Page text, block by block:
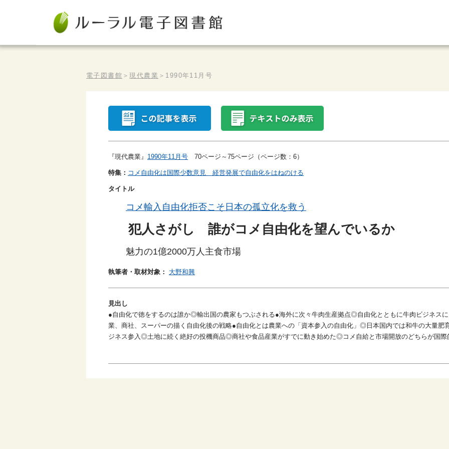
電子図書館 ＞現代農業 ＞ 1990年11月号
『現代農業』 1990年11月号 70ページ～75ページ（ページ数：6）
特集： コメ自由化は国際少数意見 経営発展で自由化をはねのける
タイトル
コメ輸入自由化拒否こそ日本の孤立化を救う
犯人さがし 誰がコメ自由化を望んでいるか
魅力の1億2000万人主食市場
執筆者・取材対象： 大野和興
見出し
●自由化で徳をするのは誰か◎輸出国の農家もつぶされる●海外に次々牛肉生産拠点◎自由化とともに牛肉ビジネス
業、商社、スーパーの描く自由化後の戦略●自由化とは農業への「資本参入の自由化」◎日本国内では和牛の大量肥
ジネス参入◎土地に続く絶好の投機商品◎商社や食品産業がすでに動き始めた◎コメ自給と市場開放のどちらが国際